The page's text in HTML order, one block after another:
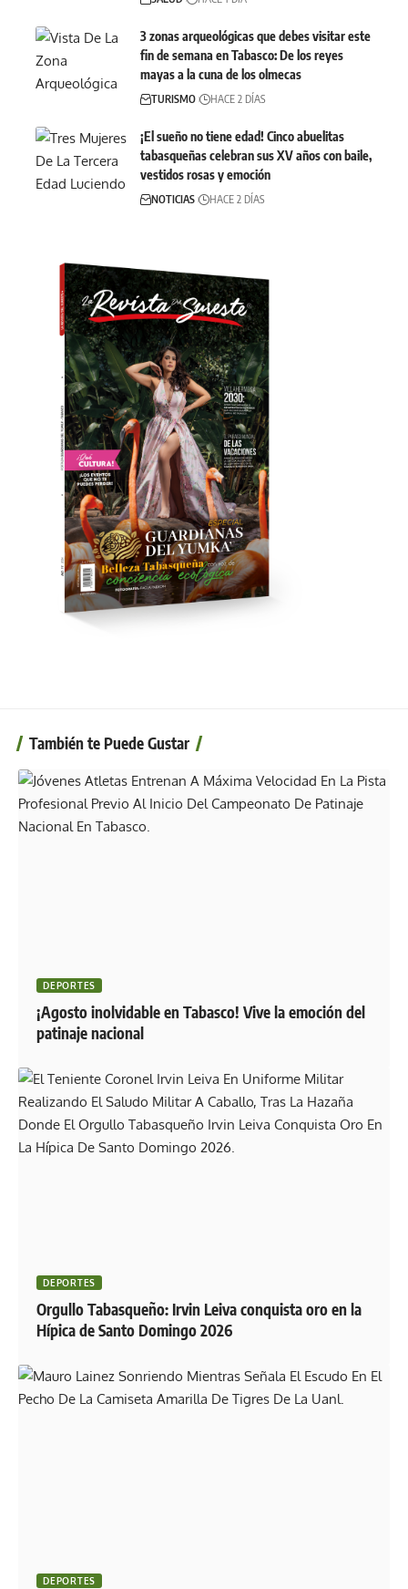
3 zonas arqueológicas que debes visitar este
fin de semana en Tabasco: De los reyes
mayas a la cuna de los olmecas
TURISMO HACE 2 DÍAS
¡El sueño no tiene edad! Cinco abuelitas
tabasqueñas celebran sus XV años con baile,
vestidos rosas y emoción
NOTICIAS HACE 2 DÍAS
También te Puede Gustar
DEPORTES
¡Agosto inolvidable en Tabasco! Vive la emoción del
patinaje nacional
DEPORTES
Orgullo Tabasqueño: Irvin Leiva conquista oro en la
Hípica de Santo Domingo 2026
DEPORTES